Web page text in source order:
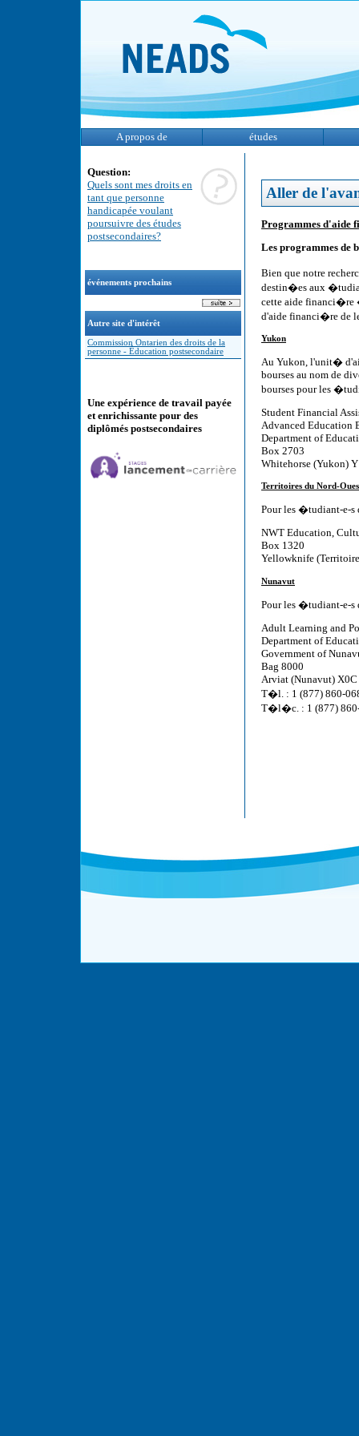
A propos de études
Question:
Quels sont mes droits en
tant que personne
handicapée voulant
poursuivre des études
postsecondaires?
événements prochains
Autre site d'intérêt
Commission Ontarien des droits de la
personne - Éducation postsecondaire
Une expérience de travail payée
et enrichissante pour des
diplômés postsecondaires
Aller de
Programmes d'aide
Les programmes de
Bien que notre
destin�es aux
cette aide financi�re
d'aide financi�re de
Yukon
Au Yukon, l'unit�
bourses au nom de
bourses pour les
Student Financial
Advanced Education
Department of
Box 2703
Whitehorse (Yukon)
Territoires du Nord-
Pour les �tudiant-e-s
NWT Education,
Box 1320
Yellowknife
Nunavut
Pour les �tudiant-e-
Adult Learning and
Department of
Government of
Bag 8000
Arviat (Nunavut) X0C
T�l. : 1 (877) 860-
T�l�c. : 1 (877)